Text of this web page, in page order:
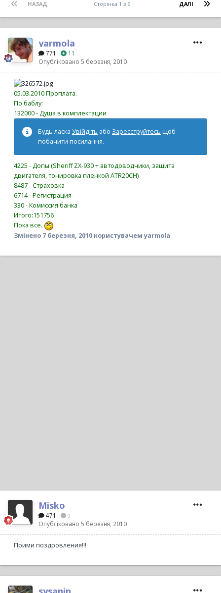
НАЗАД ДАЛІ
Сторінка 1 з 6
yarmola
771
11
Опубліковано 5 березня, 2010
05.03.2010 Проплата.
По баблу:
132000 - Душа в комплектации
Будь ласка Увійдіть або Зареєструйтесь щоб
побачити посилання.
4225 - Допы (Sheriff ZX-930 + автодоводчики, защита
двигателя, тонировка пленкой ATR20CH)
8487 - Страховка
6714 - Регистрация
330 - Комиссия банка
Итого:151756
Пока все.
Змінено 7 березня, 2010 користувачем yarmola
Misko
471 0
Опубліковано 5 березня, 2010
Прими поздровления!!!